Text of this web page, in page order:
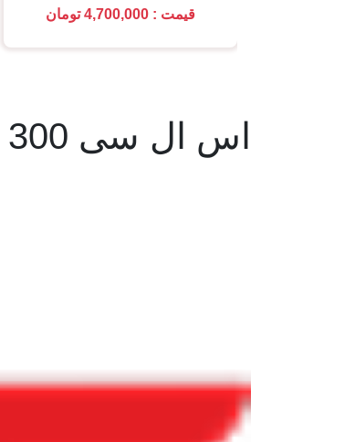
قیمت : 4,700,000 تومان
اس ال سی 300